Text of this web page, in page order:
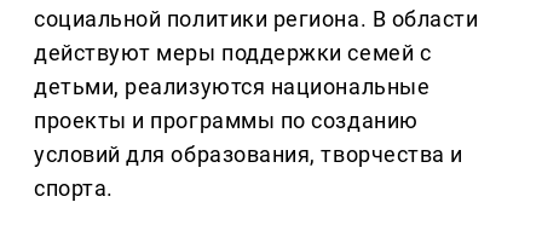
социальной политики региона. В области
действуют меры поддержки семей с
детьми, реализуются национальные
проекты и программы по созданию
условий для образования, творчества и
спорта.